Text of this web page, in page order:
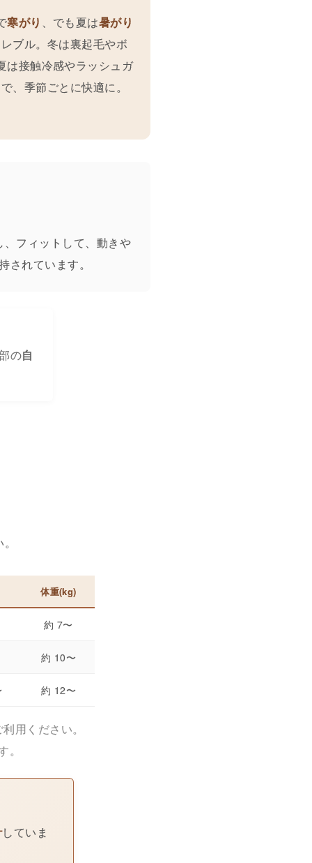
寒がり 、でも夏は暑がり
ブル。冬は裏起毛やボ
は接触冷感やラッシュガ
、季節ごとに快適に。
、フィットして、動きや
れています。
の自
体重(kg)
約 7〜
約 10〜
約 12〜
用ください。
していま